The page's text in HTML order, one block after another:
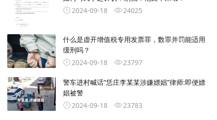
2024-09-18
24025
什么是虚开增值税专用发票罪，数罪并罚能适用
缓刑吗？
2024-09-18
23797
警车进村喊话“恁庄李某某涉嫌嫖娼”律师:即便嫖
娼被警
2024-09-18
23783